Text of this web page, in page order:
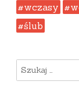
wczasy
ślub
Szukaj: